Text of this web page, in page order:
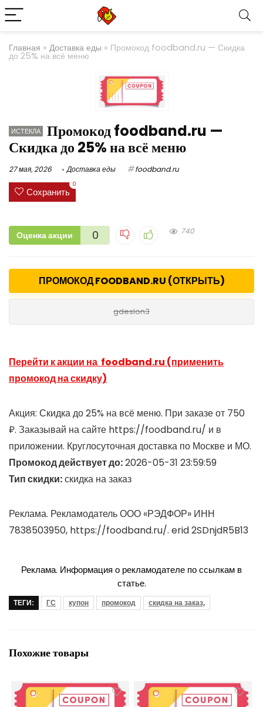
Главная » Доставка еды » Промокод foodband.ru — Скидка
до 25% на всё меню
ИСТЕКЛА
Промокод foodband.ru —
Скидка до 25% на всё меню
27 мая, 2026 Доставка еды foodband.ru
Сохранить
0
Оценка акции 0 740
ПРОМОКОД FOODBAND.RU (ОТКРЫТЬ)
gdeslon3
Перейти к акции на foodband.ru (применить
промокод на скидку)
Акция: Скидка до 25% на всё меню. При заказе от 750
₽. Заказывай на сайте https://foodband.ru/ и в
приложении. Круглосуточная доставка по Москве и МО.
Промокод действует до:2026-05-31 23:59:59
Тип скидки:скидка на заказ
Реклама. Рекламодатель ООО «РЭДФОР» ИНН
7838503950, https://foodband.ru/. erid 2SDnjdR5B13
Реклама. Информация о рекламодателе по ссылкам в
статье.
ТЕГИ: ГС купон промокод скидка на заказ,
Похожие товары